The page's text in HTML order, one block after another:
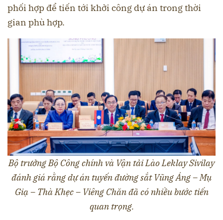
phối hợp để tiến tới khởi công dự án trong thời
gian phù hợp.
Bộ trưởng Bộ Công chính và Vận tải Lào Leklay Sivilay
đánh giá rằng dự án tuyến đường sắt Vũng Áng – Mụ
Giạ – Thà Khẹc – Viêng Chăn đã có nhiều bước tiến
quan trọng.